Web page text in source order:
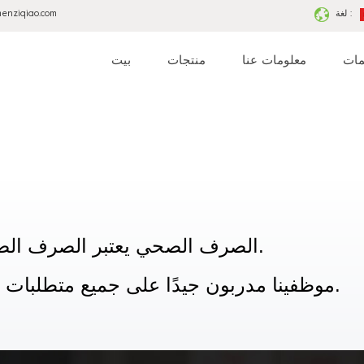
لغة :
بيت منتجات معلومات عنا
الصرف الصحي يعتبر الصرف الصحي للمصنع أهم جزء في إنتاجنا.
موظفينا مدربون جيدًا على جميع متطلبات الصرف الصحي ويتبعون القواعد.